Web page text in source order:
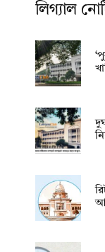
লিগ্যাল